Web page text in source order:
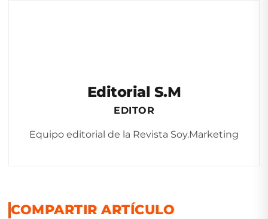
Editorial S.M
EDITOR
Equipo editorial de la Revista Soy.Marketing
COMPARTIR ARTÍCULO